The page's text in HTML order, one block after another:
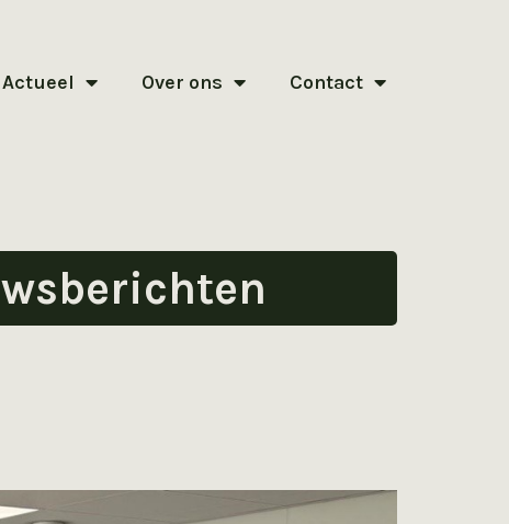
Actueel Over ons Contact